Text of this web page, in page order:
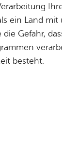
ein Land
Gefahr,
besteht.